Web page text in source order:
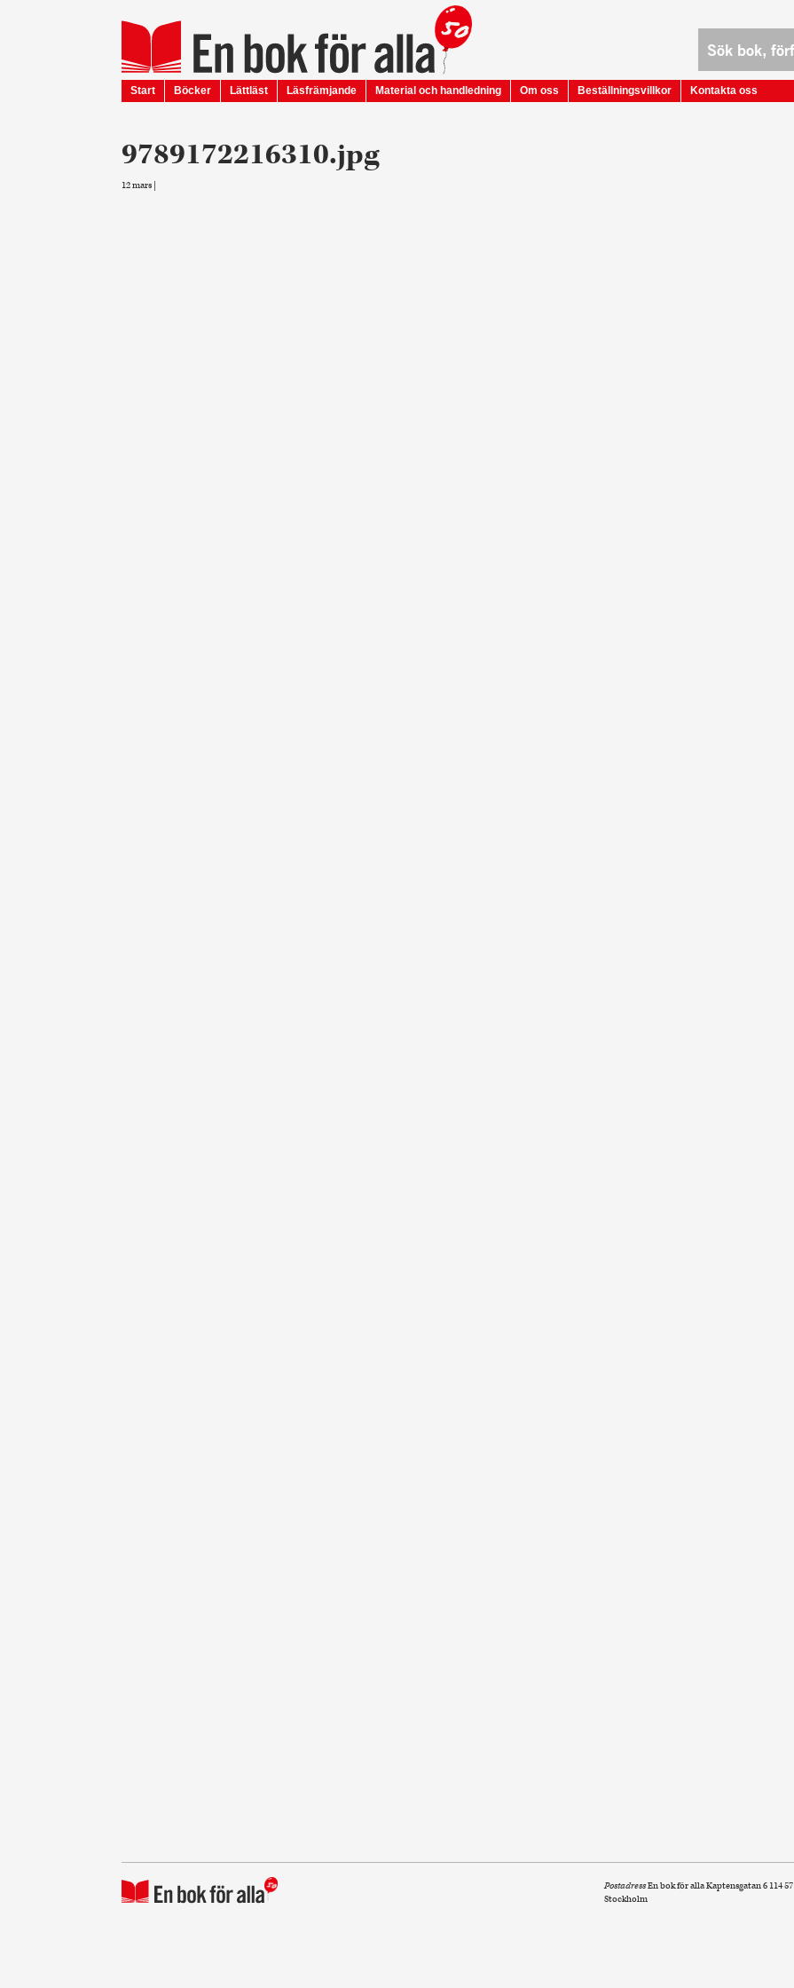
Start Böcker Lättläst Läsfrämjande Material och handledning Om oss Beställningsvillkor Kontakta oss
9789172216310.jpg
12 mars |
PostadressEn bok för alla Kaptensgatan 6 114 57
Stockholm